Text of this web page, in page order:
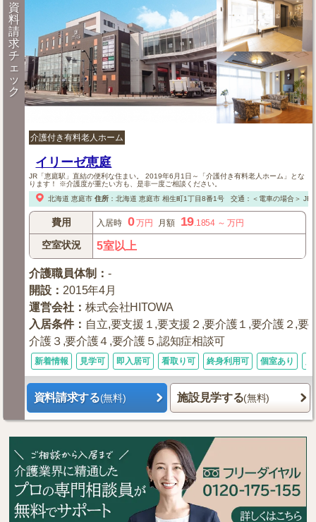
資
料
請
求
チ
ェ
ッ
ク
介護付き有料老人ホーム
イリーゼ恵庭
JR「恵庭駅」直結の便利な住まい。 2019年6月1日～「介護付き有料老人ホーム」とな
ります！ ※介護度が重たい方も、是非一度ご相談ください。
北海道 恵庭市 住所： 北海道 恵庭市相生町1丁目8番1号 交通：＜電車の場合＞ JR
費用 入居時 0万円 月額 19.1854 ～万円
空室状況 5室以上
介護職員体制 ：-
開設 ： 2015年4月
運営会社 ：株式会社HITOWA
入居条件： 自立,要支援１,要支援２,要介護１,要介護２,要
介護３,要介護４,要介護５,認知症相談可
新着情報 見学可 即入居可 看取り可 終身利用可 個室あり
資料請求する(無料) 施設見学する(無料)